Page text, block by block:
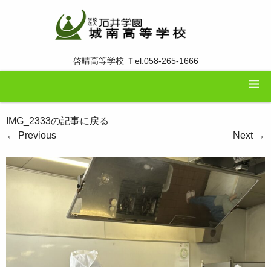
啓晴高等学校 Ｔel:058-265-1666
IMG_2333の記事に戻る
← Previous Next →